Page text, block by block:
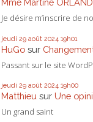
Mme Martine
Je désire m’inscrire de
jeudi 29 août 2024 19h01
HuGo sur
Passant sur le site
jeudi 29 août 2024 19h00
Matthieu sur Une
Un grand saint